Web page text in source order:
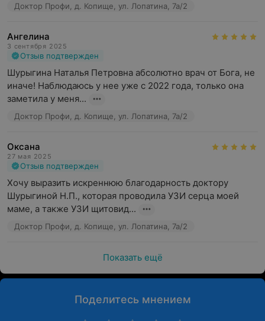
Доктор Профи, д. Копище, ул. Лопатина, 7а/2
Ангелина
3 сентября 2025
Отзыв подтвержден
Шурыгина Наталья Петровна абсолютно врач от Бога, не
иначе! Наблюдаюсь у нее уже с 2022 года, только она
заметила у меня...
Доктор Профи, д. Копище, ул. Лопатина, 7а/2
Оксана
27 мая 2025
Отзыв подтвержден
Хочу выразить искреннюю благодарность доктору
Шурыгиной Н.П., которая проводила УЗИ серца моей
маме, а также УЗИ щитовид...
Доктор Профи, д. Копище, ул. Лопатина, 7а/2
Показать ещё
Поделитесь мнением